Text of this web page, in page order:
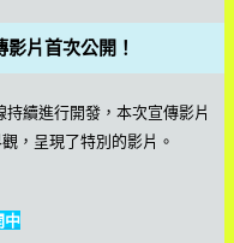
影片首次公開！
持續進行開發，本次宣傳影片
，呈現了特別的影片。
中